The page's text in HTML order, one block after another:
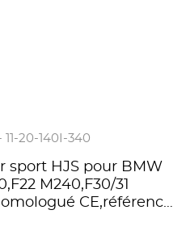
11-20-140I-340
sport HJS pour BMW
M240,F30/31
CE,référence